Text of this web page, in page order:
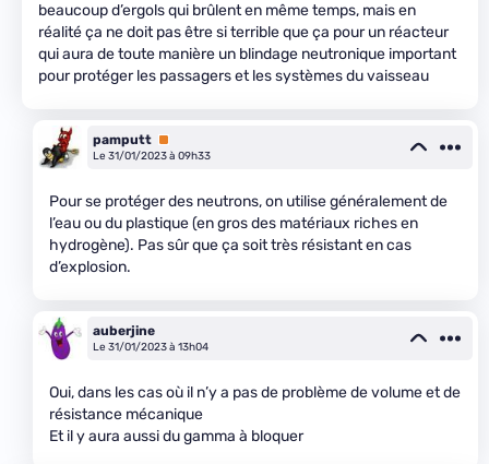
beaucoup d’ergols qui brûlent en même temps, mais en
réalité ça ne doit pas être si terrible que ça pour un réacteur
qui aura de toute manière un blindage neutronique important
pour protéger les passagers et les systèmes du vaisseau
pamputt Premium
Le 31/01/2023 à 09h33
Pour se protéger des neutrons, on utilise généralement de
l’eau ou du plastique (en gros des matériaux riches en
hydrogène). Pas sûr que ça soit très résistant en cas
d’explosion.
auberjine
Le 31/01/2023 à 13h04
Oui, dans les cas où il n’y a pas de problème de volume et de
résistance mécanique
Et il y aura aussi du gamma à bloquer